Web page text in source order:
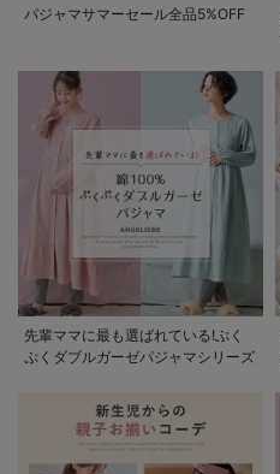
パジャマサマーセール全品5%OFF
先輩ママに最も選ばれている!ぷく
ぷくダブルガーゼパジャマシリーズ